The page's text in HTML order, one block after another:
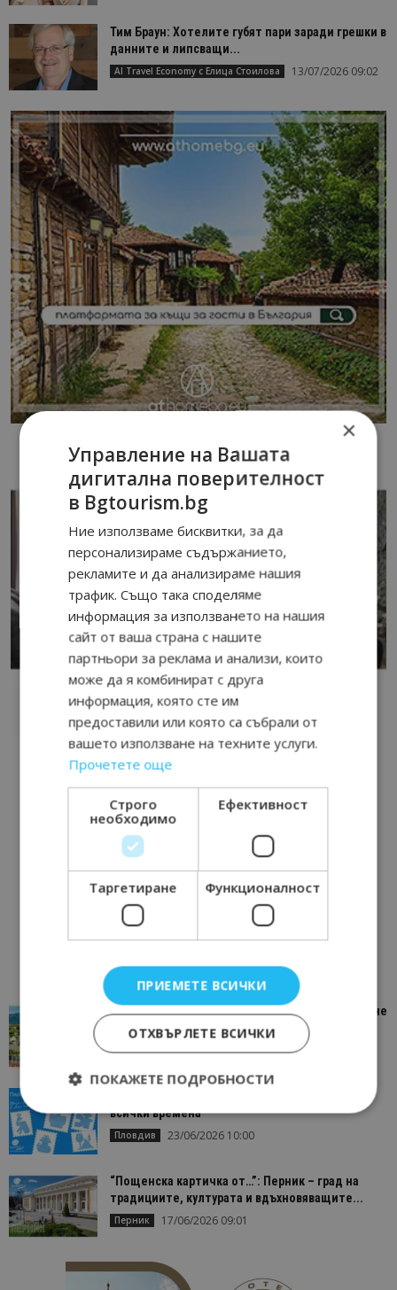
Тим Браун: Хотелите губят пари заради грешки в
данните и липсващи...
AI Travel Economy с Елица Стоилова 13/07/2026 09:02
“Пощенска картичка от…”: Петрич – Изживяване
отвъд очакваното
Петрич 11/07/2026 11:22
“Пощенска картичка от…”: Пловдив, градът на
всички времена
Пловдив 23/06/2026 10:00
“Пощенска картичка от…”: Перник – град на
традициите, културата и вдъхновяващите...
Перник 17/06/2026 09:01
×
Управление на Вашата
дигитална поверителност
в Bgtourism.bg
Ние използваме бисквитки, за да
персонализираме съдържанието,
рекламите и да анализираме нашия
трафик. Също така споделяме
информация за използването на нашия
сайт от ваша страна с нашите
партньори за реклама и анализи, които
може да я комбинират с друга
информация, която сте им
предоставили или която са събрали от
вашето използване на техните услуги.
Прочетете още
Строго
необходимо
Ефективност
Таргетиране Функционалност
ПРИЕМЕТЕ ВСИЧКИ
ОТХВЪРЛЕТЕ ВСИЧКИ
ПОКАЖЕТЕ ПОДРОБНОСТИ
Таргетиране
Функционалност
Строго необходимите бисквитки позволяват
основната функционалност на уебсайта, като
потребителско влизане и управление на
правилно без строго необходими бисквитки.